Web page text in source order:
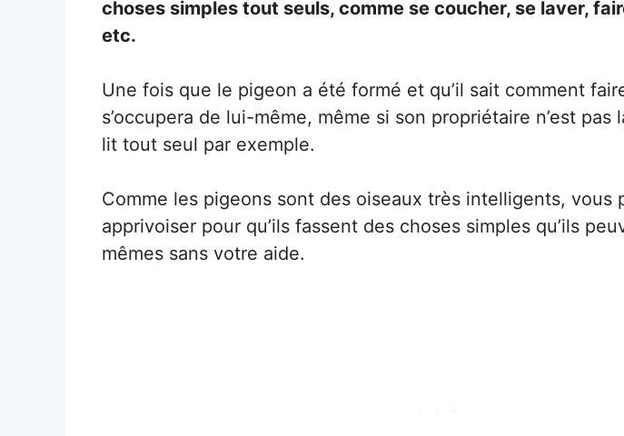
choses simples tout seuls, comme se coucher, se laver,
etc.
Une fois que le pigeon a été formé et qu’il sait comment
s’occupera de lui-même, même si son propriétaire n’est pas
lit tout seul par exemple.
Comme les pigeons sont des oiseaux très intelligents, vous
apprivoiser pour qu’ils fassent des choses simples qu’ils
mêmes sans votre aide.